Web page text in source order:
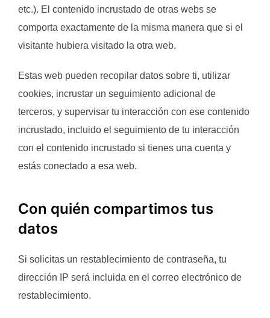
etc.). El contenido incrustado de otras webs se
comporta exactamente de la misma manera que si el
visitante hubiera visitado la otra web.
Estas web pueden recopilar datos sobre ti, utilizar
cookies, incrustar un seguimiento adicional de
terceros, y supervisar tu interacción con ese contenido
incrustado, incluido el seguimiento de tu interacción
con el contenido incrustado si tienes una cuenta y
estás conectado a esa web.
Con quién compartimos tus
datos
Si solicitas un restablecimiento de contraseña, tu
dirección IP será incluida en el correo electrónico de
restablecimiento.